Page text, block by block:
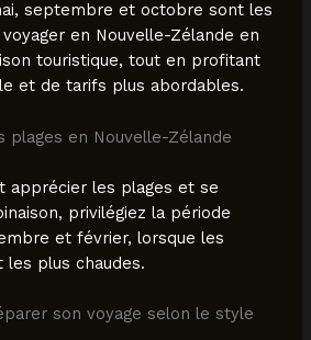
septembre et octobre sont les
en Nouvelle-Zélande en
touristique, tout en profitant
et de tarifs plus abordables.
plages en Nouvelle-Zélande
apprécier les plages et se
privilégiez la période
et février, lorsque les
plus chaudes.
son voyage selon le style